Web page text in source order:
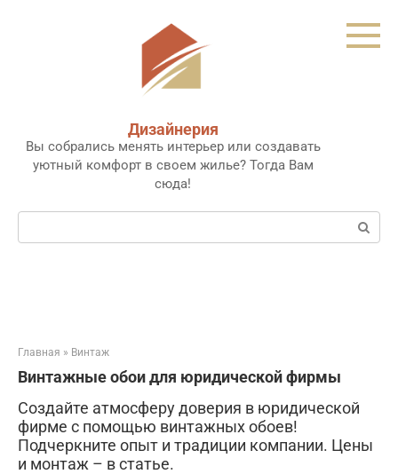
Дизайнерия
Вы собрались менять интерьер или создавать
уютный комфорт в своем жилье? Тогда Вам
сюда!
Поиск:
Главная » Винтаж
Винтажные обои для юридической фирмы
Создайте атмосферу доверия в юридической
фирме с помощью винтажных обоев!
Подчеркните опыт и традиции компании. Цены
и монтаж – в статье.